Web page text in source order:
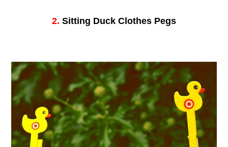
2. Sitting Duck Clothes Pegs